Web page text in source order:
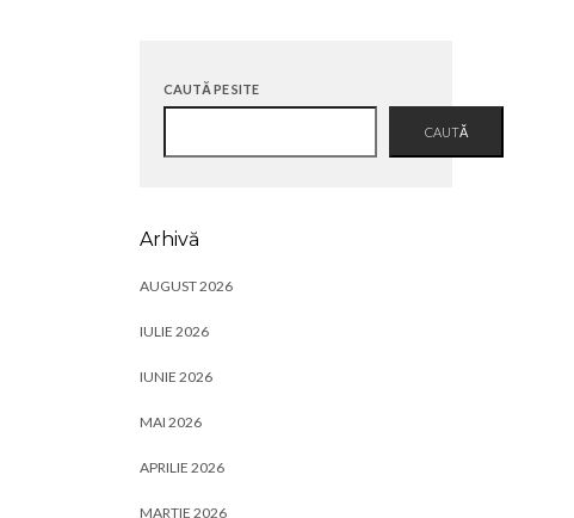
CAUTĂ PE SITE
CAUTĂ
Arhivă
AUGUST 2026
IULIE 2026
IUNIE 2026
MAI 2026
APRILIE 2026
MARTIE 2026